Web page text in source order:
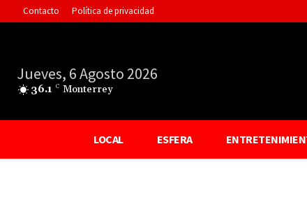
Contacto Política de privacidad
Jueves, 6 Agosto 2026
36.1 C Monterrey
LOCAL ESFERA